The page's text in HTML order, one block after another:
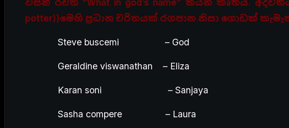
විසින් රචිත “What in god’s name” කියන කෘතිය.
potter))මෙහි ප්‍රධාන චරිතයක් රගපාන නිසා ගොඩක්
Steve buscemi – God
Geraldine viswanathan – Eliza
Karan soni – Sanjaya
Sasha compere – Laura